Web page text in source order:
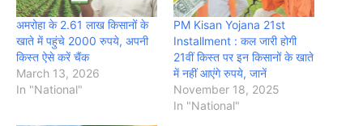
अमरोहा के 2.61 लाख किसानों के
खाते में पहुंचे 2000 रुपये, अपनी
किस्त ऐसे करें चैंक
March 13, 2026
In "National"
PM Kisan Yojana 21st
Installment : कल जारी होगी
21वीं किस्‍त पर इन किसानों के खाते
में नहीं आएंगे रुपये, जानें
November 18, 2025
In "National"